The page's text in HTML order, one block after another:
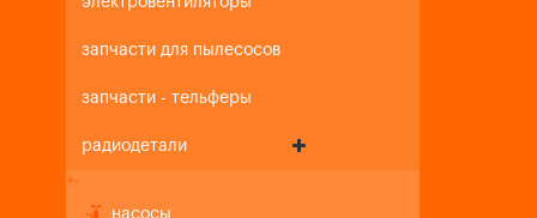
запчасти для пылесосов
запчасти - тельферы
радиодетали
+-
насосы